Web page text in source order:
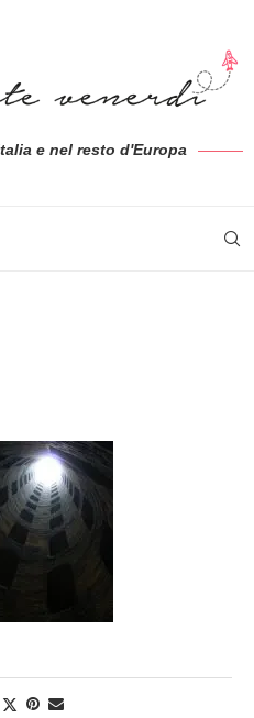
e nel resto d'Europa